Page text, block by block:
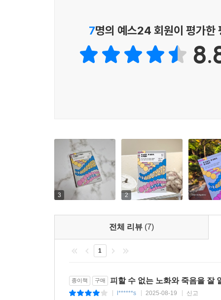
염색체의 끝부분을 말하는 텔로미어(telomere)는
단백질 효소를 텔로머레이스라고 한다. 즉, 텔로
‘세포’를 알면 ‘미래’가 두렵지 않다!
세포로부터 시작되는 놀라운 가능성을 낱낱이 파
이 책은 총 4부로 구성되어 있다. 먼저 1부 ‘우리
이해하면 생명체의 기본적인 작동 방식에 대해
탄생과 죽음을 면밀히 살핀다. 2부 ‘인간은 오
인류사와 함께한 암의 역사로 시작해 생명에 매
무엇인지, 그리고 세포에서 에너지 대사에 이르
이어지는 3부의 주제는 ‘생체 시계를 되돌리는
관심사에 대해 실마리를 안겨줄 것이다. 더불어
방법을 알아본다. 마지막으로 4부 ‘암을 다스리
7명의 예스24 회원이 평가한
3 2
전체 리뷰 (7)
1
종이책 구매 피할 수 없는 노화와 죽음을 잘
l******s 2025-08-19 신고